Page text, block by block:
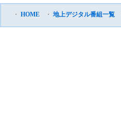
・ HOME ・ 地上デジタル番組一覧